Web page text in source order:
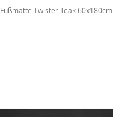
Fußmatte Twister Teak 60x180cm